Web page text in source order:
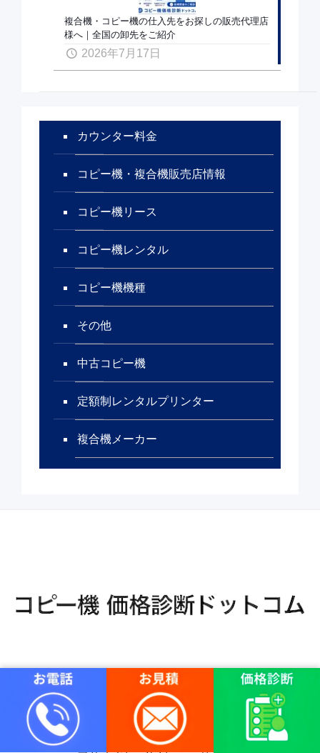
複合機・コピー機の仕入先をお探しの販売代理店
様へ｜全国の卸先をご紹介
2026年7月17日
カウンター料金
コピー機・複合機販売店情報
コピー機リース
コピー機レンタル
コピー機機種
その他
中古コピー機
定額制レンタルプリンター
複合機メーカー
リース料金相場
カウンター料金の最安値
よくあるご質問
お客様の声